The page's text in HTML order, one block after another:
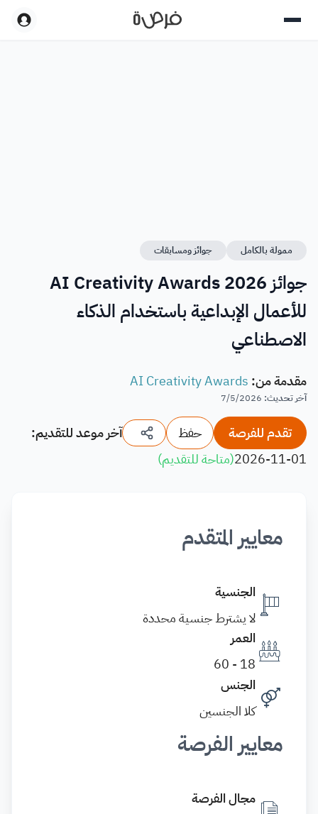
ممولة بالكامل جوائز ومسابقات
جوائز AI Creativity Awards 2026
للأعمال الإبداعية باستخدام الذكاء
الاصطناعي
مقدمة من:
AI Creativity Awards
آخر تحديث:
7/5/2026
تقدم للفرصة حفظ
آخر موعد للتقديم:
2026-11-01
(متاحة للتقديم)
معايير المتقدم
الجنسية
لا يشترط جنسية محددة
العمر
18 - 60
الجنس
كلا الجنسين
معايير الفرصة
مجال الفرصة